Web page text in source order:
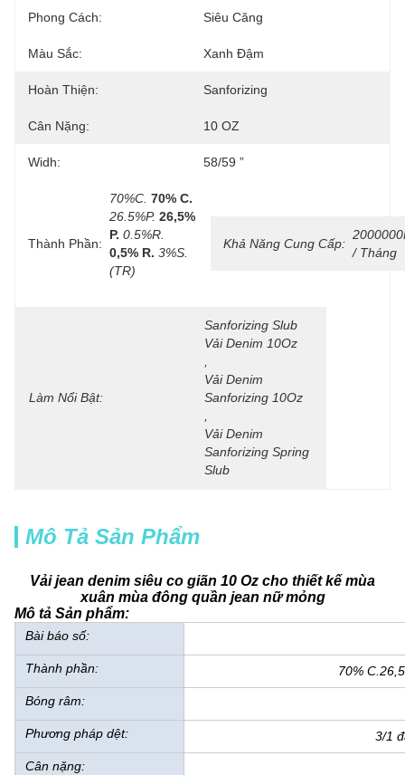
Phong Cách: Siêu Căng
Màu Sắc: Xanh Đậm
Hoàn Thiện: Sanforizing
Cân Nặng: 10 OZ
Widh: 58/59 ”
Thành Phần:
70%C. 70% C.
26.5%P. 26,5%
P. 0.5%R.
0,5% R. 3%S.
(TR)
Khả Năng Cung Cấp:
/ Tháng
Làm Nổi Bật:
Sanforizing Slub
Vải Denim 10Oz
Vải Denim
Sanforizing 10Oz
Vải Denim
Sanforizing Spring
Slub
Mô Tả Sản Phẩm
Vải jean denim siêu co giãn 10 Oz cho thiết kế mùa
xuân mùa đông quần jean nữ mỏng
Mô tả Sản phẩm:
Bài báo số:
Thành phần: 70%
Bóng râm:
Phương pháp dệt: 3/1
Cân nặng: